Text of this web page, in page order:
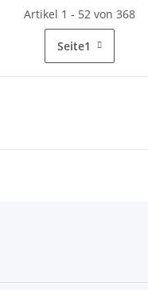
Artikel 1 - 52 von 368
Seite1